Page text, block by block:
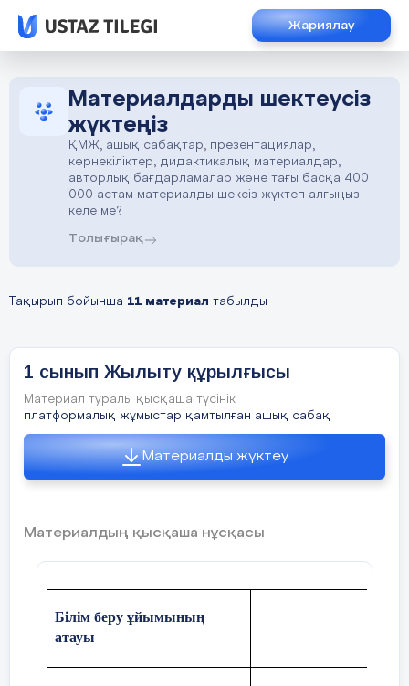
Жариялау
Материалдарды шектеусіз
жүктеңіз
ҚМЖ, ашық сабақтар, презентациялар,
көрнекіліктер, дидактикалық материалдар,
авторлық бағдарламалар және тағы басқа 400
000-астам материалды шексіз жүктеп алғыңыз
келе ме?
Толығырақ
Тақырып бойынша 11 материал табылды
1 сынып Жылыту құрылғысы
Материал туралы қысқаша түсінік
платформалық жұмыстар қамтылған ашық сабақ
Материалды жүктеу
Материалдың қысқаша нұсқасы
Білім беру ұйымының
атауы